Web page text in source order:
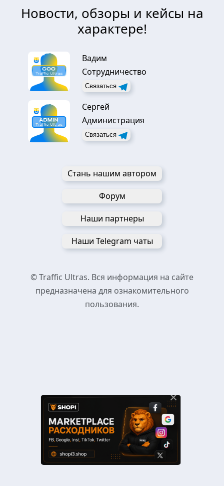
Новости, обзоры и кейсы на
характере!
Вадим
Сотрудничество
Связаться
Сергей
Администрация
Связаться
Стань нашим автором
Форум
Наши партнеры
Наши Telegram чаты
© Traffic Ultras. Вся информация на сайте
предназначена для ознакомительного
пользования.
×